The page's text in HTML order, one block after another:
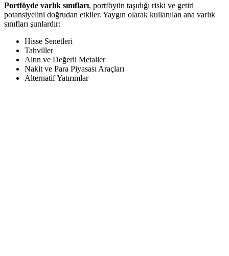
Portföyde varlık sınıfları, portföyün taşıdığı riski ve getiri
potansiyelini doğrudan etkiler. Yaygın olarak kullanılan ana varlık
sınıfları şunlardır:
Hisse Senetleri
Tahviller
Altın ve Değerli Metaller
Nakit ve Para Piyasası Araçları
Alternatif Yatırımlar